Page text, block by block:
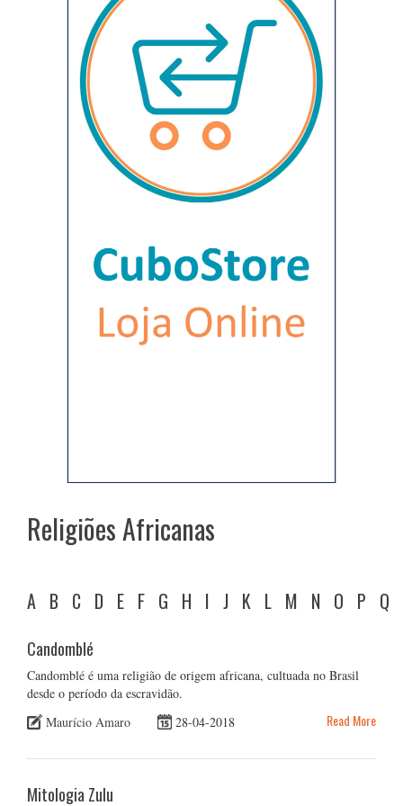
Religiões Africanas
A B C D E F G H I J K L M N O P Q
Candomblé
Candomblé é uma religião de origem africana, cultuada no Brasil
desde o período da escravidão.
Maurício Amaro
28-04-2018 Read More
Mitologia Zulu